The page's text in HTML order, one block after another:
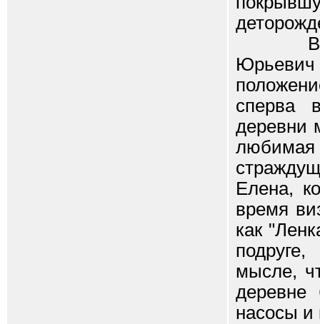
сперва
деревни
Елена,
время
как
мысле,
насосы и